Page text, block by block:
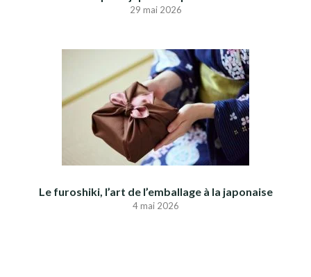
29 mai 2026
Le furoshiki, l’art de l’emballage à la japonaise
4 mai 2026